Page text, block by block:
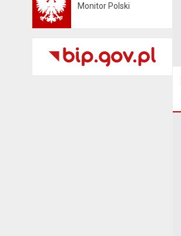
Monitor Polski